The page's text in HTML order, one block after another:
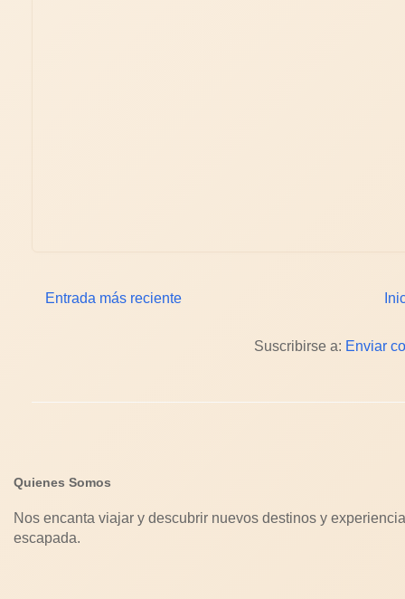
Entrada más reciente
Suscribirse a: Enviar
Quienes Somos
Nos encanta viajar y descubrir nuevos destinos y
escapada.